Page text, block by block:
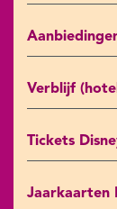
Verblijf
Tickets
Jaarkaarten